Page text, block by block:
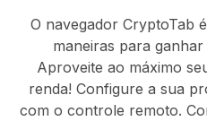
O navegador CryptoTab
maneiras para
Aproveite ao máximo
renda! Configure a sua
com o controle remoto.